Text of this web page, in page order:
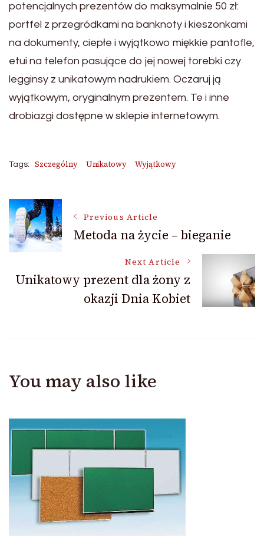
potencjalnych prezentów do maksymalnie 50 zł:
portfel z przegródkami na banknoty i kieszonkami
na dokumenty, ciepłe i wyjątkowo miękkie pantofle,
etui na telefon pasujące do jej nowej torebki czy
legginsy z unikatowym nadrukiem. Oczaruj ją
wyjątkowym, oryginalnym prezentem. Te i inne
drobiazgi dostępne w sklepie internetowym.
Tags: Szczególny Unikatowy Wyjątkowy
Post
Navigation
Previous Article
Metoda na życie – bieganie
Next Article
Unikatowy prezent dla żony z
okazji Dnia Kobiet
You may also like